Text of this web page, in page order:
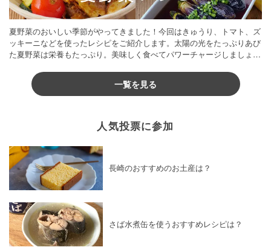
夏野菜のおいしい季節がやってきました！今回はきゅうり、トマト、ズ
ッキーニなどを使ったレシピをご紹介します。太陽の光をたっぷりあび
た夏野菜は栄養もたっぷり。美味しく食べてパワーチャージしましょう
一覧を見る
人気投票に参加
長崎のおすすめのお土産は？
さば水煮缶を使うおすすめレシピは？